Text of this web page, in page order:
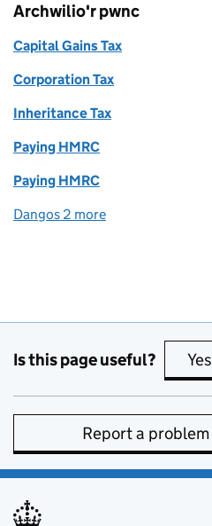
Archwilio'r pwnc
Capital Gains Tax
Corporation Tax
Inheritance Tax
Paying HMRC
Paying HMRC
Dangos 2 more
Is this page useful? Yes
Report a